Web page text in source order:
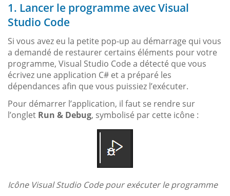
1. Lancer le programme avec Visual
Studio Code
Si vous avez eu la petite pop-up au démarrage qui vous
a demandé de restaurer certains éléments pour votre
programme, Visual Studio Code a détecté que vous
écrivez une application C# et a préparé les
dépendances afin que vous puissiez l’exécuter.
Pour démarrer l’application, il faut se rendre sur
l’onglet Run & Debug, symbolisé par cette icône :
Icône Visual Studio Code pour exécuter le programme